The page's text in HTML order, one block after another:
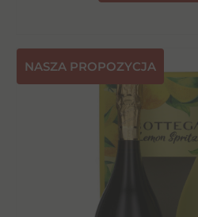
NASZA PROPOZYCJA